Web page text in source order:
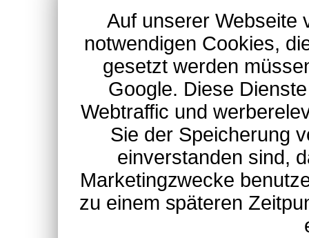
Auf unserer Webseite
notwendigen Cookies,
gesetzt werden
Google. Diese
Webtraffic und
Sie der Speicherung
einverstanden sind,
Marketingzwecke
zu einem späteren